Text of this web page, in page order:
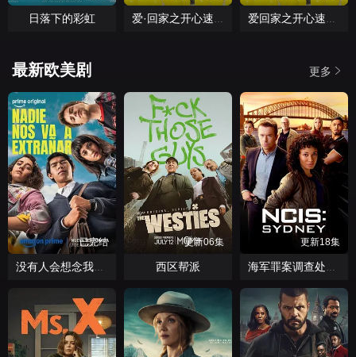
日落下的彩虹 爱·回家之开心速递 爱回家之开心速递2025
更多
最新欧美剧
已完结 更新06集
西区帮派
更新18集